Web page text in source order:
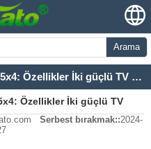
Arama
Amlogic S905x5 vs Amlogic S905x4: Özellikler İki güçlü TV kutusu SOCS'un karşılaştırılması
Özellikler İki güçlü TV
Serbest bırakmak::2024-